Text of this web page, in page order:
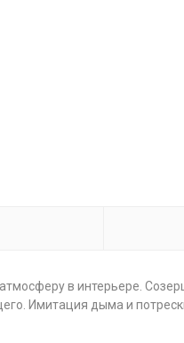
в интерьере.
Имитация дыма и